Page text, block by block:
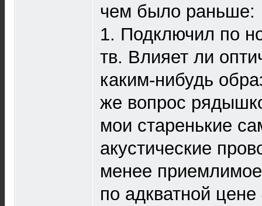
чем было раньше:
1. Подключил по
тв. Влияет ли
каким-нибудь
же вопрос
мои старенькие
акустические
менее
по адкватной